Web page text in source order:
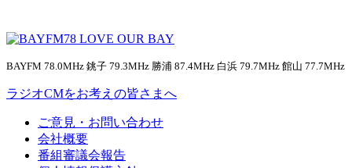
BAYFM 78.0MHz 銚子 79.3MHz 勝浦 87.4MHz 白浜 79.7MHz 館山 77.7MHz
ラジオCMをお考えの皆さまへ
ご意見・お問い合わせ
会社概要
番組審議会報告